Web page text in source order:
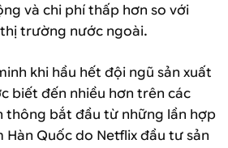
và chi phí thấp hơn so với
trường nước ngoài.
khi hầu hết đội ngũ sản xuất
biết đến nhiều hơn trên các
thông bắt đầu từ những lần hợp
Hàn Quốc do Netflix đầu tư sản